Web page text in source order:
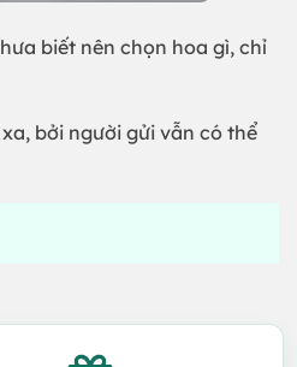
biết nên chọn hoa gì, chỉ
bởi người gửi vẫn có thể